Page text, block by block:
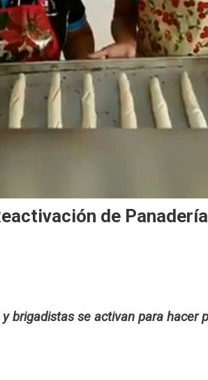
de
brigadistas se activan para hacer